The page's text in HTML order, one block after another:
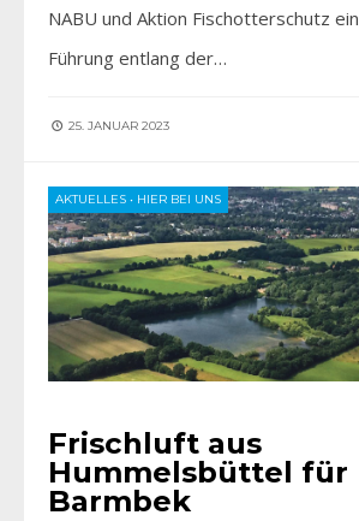
NABU und Aktion Fischotterschutz
Führung entlang der…
25. JANUAR 2023
AKTUELLES • HIER BEI UNS
Frischluft aus
Hummelsbüttel für
Barmbek